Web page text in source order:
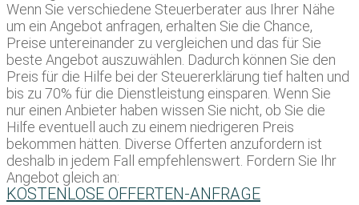
Wenn Sie verschiedene Steuerberater aus Ihrer Nähe
um ein Angebot anfragen, erhalten Sie die Chance,
Preise untereinander zu vergleichen und das für Sie
beste Angebot auszuwählen. Dadurch können Sie den
Preis für die Hilfe bei der Steuererklärung tief halten und
bis zu 70% für die Dienstleistung einsparen. Wenn Sie
nur einen Anbieter haben wissen Sie nicht, ob Sie die
Hilfe eventuell auch zu einem niedrigeren Preis
bekommen hätten. Diverse Offerten anzufordern ist
deshalb in jedem Fall empfehlenswert. Fordern Sie Ihr
Angebot gleich an:
KOSTENLOSE OFFERTEN-ANFRAGE